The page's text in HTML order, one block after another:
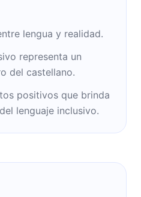
lengua y realidad.
representa un
del castellano.
positivos que brinda
lenguaje inclusivo.